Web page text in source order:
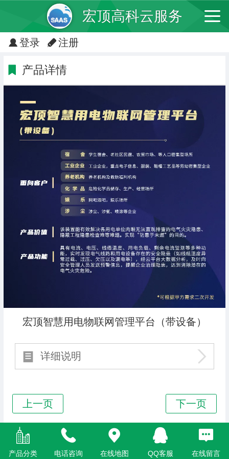
宏顶高科云服务
登录 注册
产品详情
宏顶智慧用电物联网管理平台（带设备）
详细说明
Top
产品分类 电话咨询 在线地图 QQ客服 在线留言